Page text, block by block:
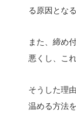
る原因とな
また、締め
悪くし、こ
そうした理
温める方法